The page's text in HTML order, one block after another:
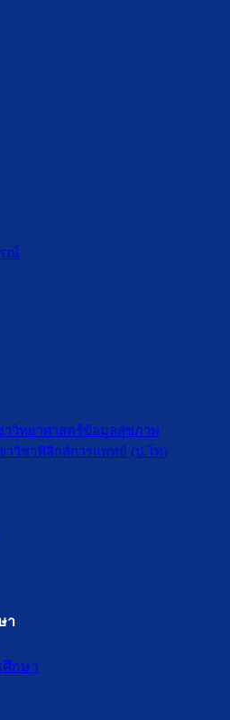
ณ์
วิทยาศาสตร์ข้อมูลสุขภาพ
วิชาฟิสิกส์การแพทย์ (ป.โท)
า
ศึกษา